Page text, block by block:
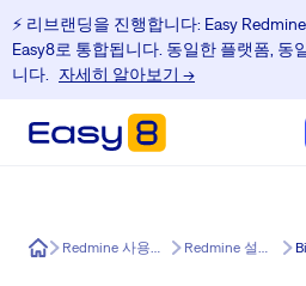
⚡️ 리브랜딩을 진행합니다: Easy
Easy8로 통합됩니다. 동일한 플랫폼, 동
니다.
자세히 알아보기 →
Easy8 Redmine 사용자를 위한 교육 센터 Redmine 설치가 쉬워졌습니다